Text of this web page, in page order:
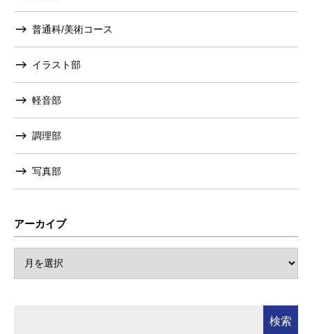
普通科/美術コース
イラスト部
軽音部
調理部
写真部
アーカイブ